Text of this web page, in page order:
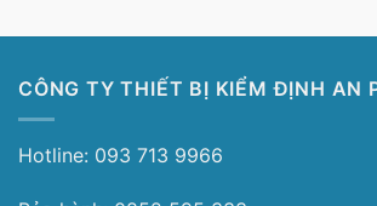
CÔNG TY THIẾT BỊ KIỂM ĐỊNH AN
Hotline: 093 713 9966